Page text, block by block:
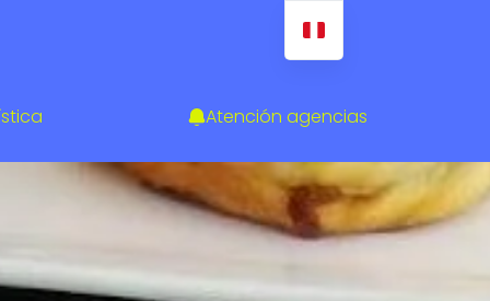
Atención agencias